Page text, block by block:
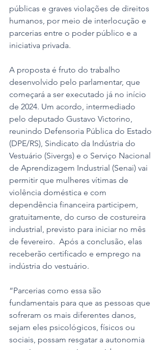
públicas e graves violações de direitos
humanos, por meio de interlocução e
parcerias entre o poder público e a
iniciativa privada.
A proposta é fruto do trabalho
desenvolvido pelo parlamentar, que
começará a ser executado já no início
de 2024. Um acordo, intermediado
pelo deputado Gustavo Victorino,
reunindo Defensoria Pública do Estado
(DPE/RS), Sindicato da Indústria do
Vestuário (Sivergs) e o Serviço Nacional
de Aprendizagem Industrial (Senai) vai
permitir que mulheres vítimas de
violência doméstica e com
dependência financeira participem,
gratuitamente, do curso de costureira
industrial, previsto para iniciar no mês
de fevereiro.  Após a conclusão, elas
receberão certificado e emprego na
indústria do vestuário.
“Parcerias como essa são
fundamentais para que as pessoas que
sofreram os mais diferentes danos,
sejam eles psicológicos, físicos ou
sociais, possam resgatar a autonomia